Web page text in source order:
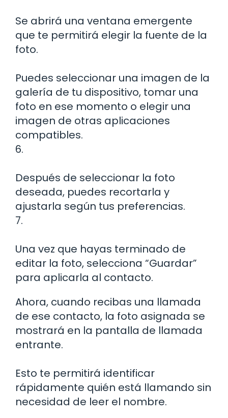
Se abrirá una ventana emergente
que te permitirá elegir la fuente de la
foto.
Puedes seleccionar una imagen de la
galería de tu dispositivo, tomar una
foto en ese momento o elegir una
imagen de otras aplicaciones
compatibles.
6.
Después de seleccionar la foto
deseada, puedes recortarla y
ajustarla según tus preferencias.
7.
Una vez que hayas terminado de
editar la foto, selecciona “Guardar”
para aplicarla al contacto.
Ahora, cuando recibas una llamada
de ese contacto, la foto asignada se
mostrará en la pantalla de llamada
entrante.
Esto te permitirá identificar
rápidamente quién está llamando sin
necesidad de leer el nombre.